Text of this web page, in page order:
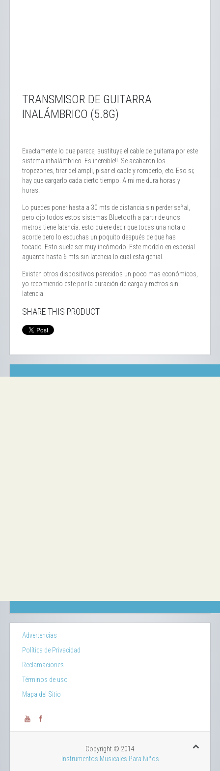
TRANSMISOR DE GUITARRA
INALÁMBRICO (5.8G)
Exactamente lo que parece, sustituye el cable de guitarra por este
sistema inhalámbrico. Es increible!!. Se acabaron los
tropezones, tirar del ampli, pisar el cable y romperlo, etc. Eso si;
hay que cargarlo cada cierto tiempo. A mi me dura horas y
horas.
Lo puedes poner hasta a 30 mts de distancia sin perder señal,
pero ojo todos estos sistemas Bluetooth a partir de unos
metros tiene latencia. esto quiere decir que tocas una nota o
acorde pero lo escuchas un poquito después de que has
tocado. Esto suele ser muy incómodo. Este modelo en especial
aguanta hasta 6 mts sin latencia lo cual esta genial.
Existen otros dispositivos parecidos un poco mas económicos,
yo recomiendo este por la duración de carga y metros sin
latencia.
SHARE THIS PRODUCT
Advertencias
Política de Privacidad
Reclamaciones
Términos de uso
Mapa del Sitio
Copyright © 2014
Instrumentos Musicales Para Niños